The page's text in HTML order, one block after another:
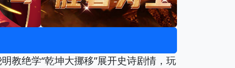
教绝学“乾坤大挪移”展开史诗剧情，玩